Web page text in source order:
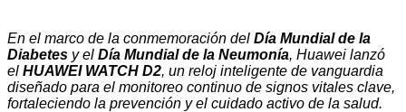
En el marco de la conmemoración del Día Mundial de la
Diabetes y el Día Mundial de la Neumonía, Huawei lanzó
el HUAWEI WATCH D2, un reloj inteligente de vanguardia
diseñado para el monitoreo continuo de signos vitales clave,
fortaleciendo la prevención y el cuidado activo de la salud.